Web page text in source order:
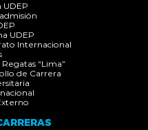
UDEP
UDEP
Internacional
“Lima”
de Carrera